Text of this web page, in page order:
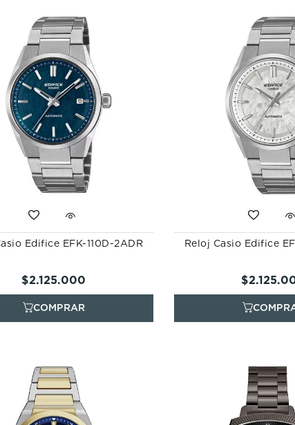
Edifice EFK-110D-2ADR
$2.125.000
Reloj Casio Edifice
$2.125.